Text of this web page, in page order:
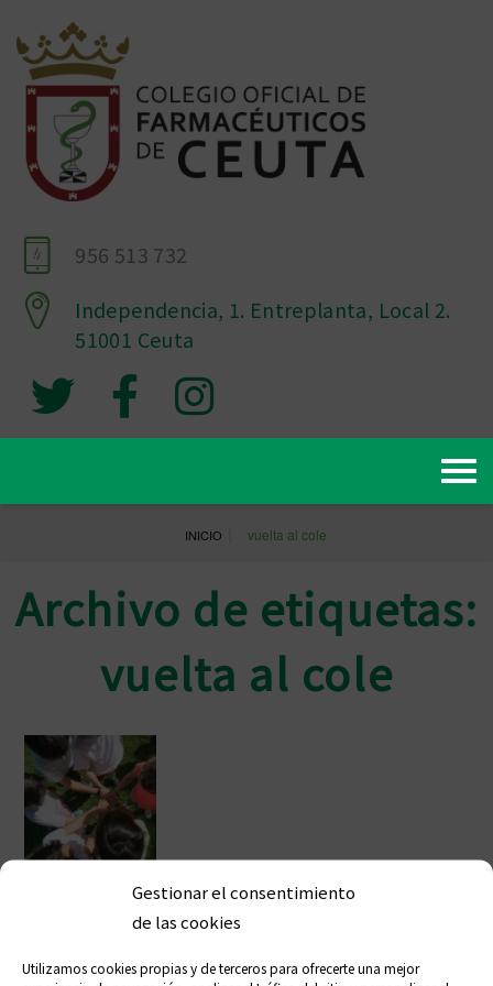
Gestionar el consentimiento
de las cookies
Utilizamos cookies propias y de terceros para ofrecerte una mejor
956 513 732
Independencia, 1. Entreplanta, Local 2.
51001 Ceuta
INICIO vuelta al cole
Archivo de etiquetas:
vuelta al cole
La vuelta al cole aumenta el riesgo
de piojos